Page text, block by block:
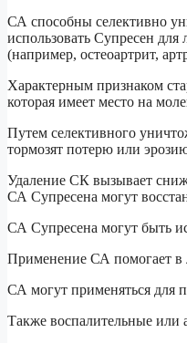
СА способны селективно
использовать Супресен
(например, остеоартрит,
Характерным признаком
которая имеет место на
Путем селективного
тормозят потерю или
Удаление СК вызывает
СА Супресена могут
СА Супресена могут быть
Применение СА помогает в
СА могут применяться для
Также воспалительные